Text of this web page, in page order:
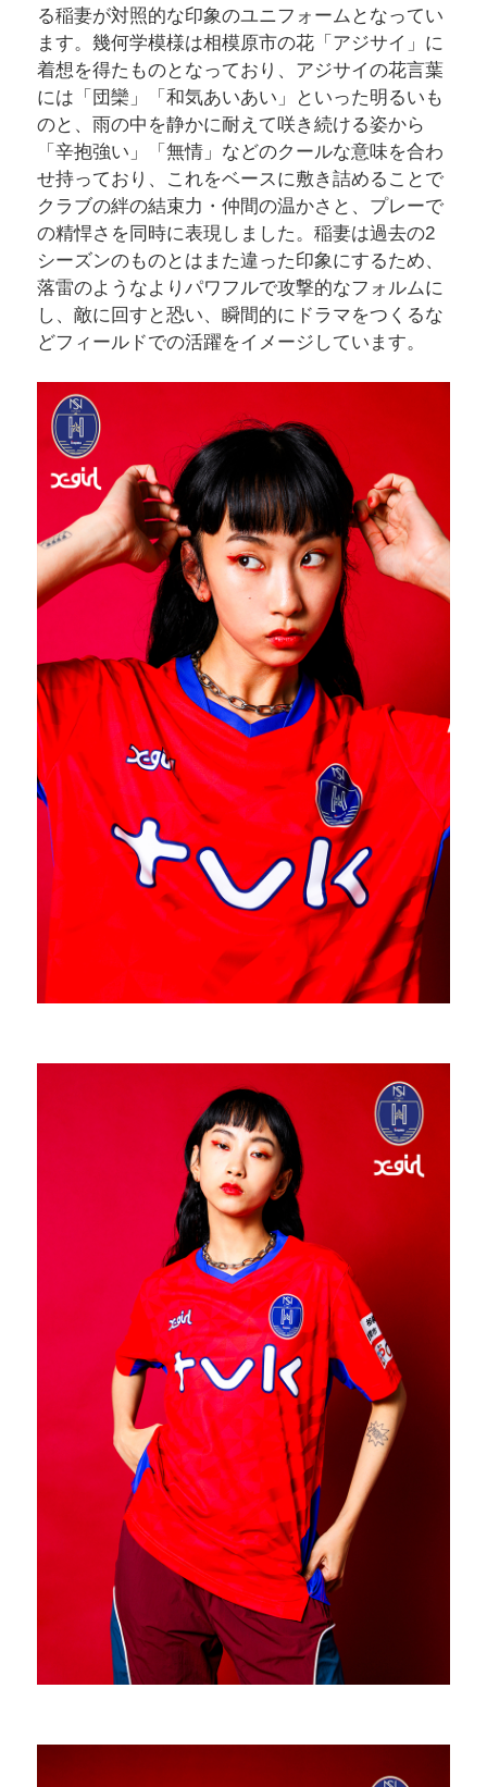
る稲妻が対照的な印象のユニフォームとなってい
ます。幾何学模様は相模原市の花「アジサイ」に
着想を得たものとなっており、アジサイの花言葉
には「団欒」「和気あいあい」といった明るいも
のと、雨の中を静かに耐えて咲き続ける姿から
「辛抱強い」「無情」などのクールな意味を合わ
せ持っており、これをベースに敷き詰めることで
クラブの絆の結束力・仲間の温かさと、プレーで
の精悍さを同時に表現しました。稲妻は過去の2
シーズンのものとはまた違った印象にするため、
落雷のようなよりパワフルで攻撃的なフォルムに
し、敵に回すと恐い、瞬間的にドラマをつくるな
どフィールドでの活躍をイメージしています。